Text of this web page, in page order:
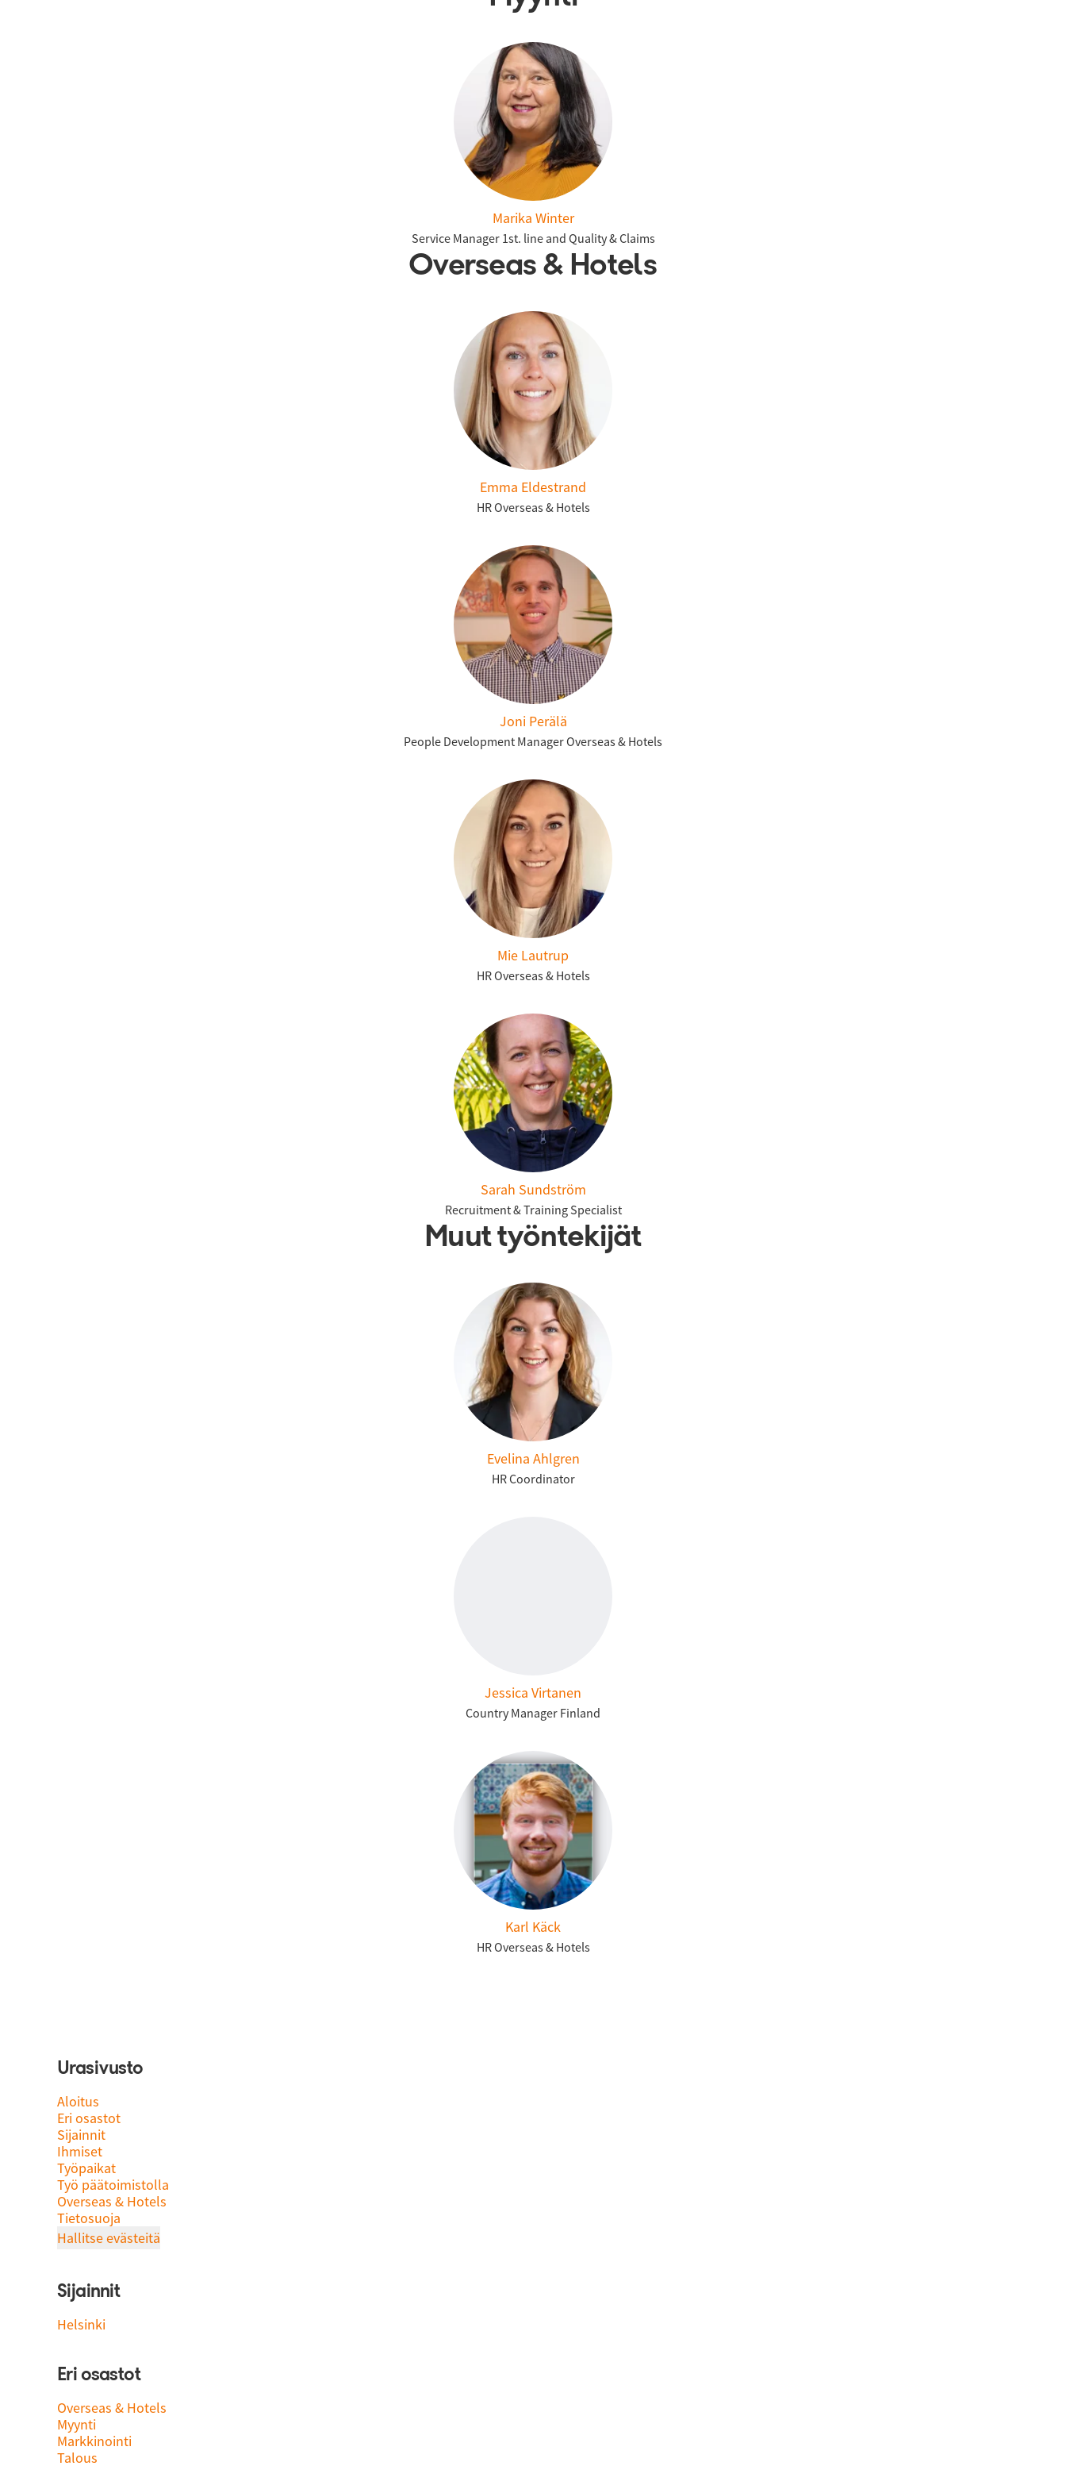
Marika Winter
Service Manager 1st. line and Quality & Claims
Overseas & Hotels
Emma Eldestrand
HR Overseas & Hotels
Joni Perälä
People Development Manager Overseas & Hotels
Mie Lautrup
HR Overseas & Hotels
Sarah Sundström
Recruitment & Training Specialist
Muut työntekijät
Evelina Ahlgren
HR Coordinator
Jessica Virtanen
Country Manager Finland
Karl Käck
HR Overseas & Hotels
Urasivusto
Aloitus
Eri osastot
Sijainnit
Ihmiset
Työpaikat
Työ päätoimistolla
Overseas & Hotels
Tietosuoja
Hallitse evästeitä
Sijainnit
Helsinki
Eri osastot
Overseas & Hotels
Myynti
Markkinointi
Talous